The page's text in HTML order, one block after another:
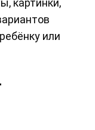
картинки,
или